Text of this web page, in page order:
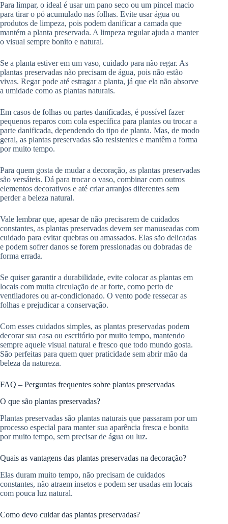
Para limpar, o ideal é usar um pano seco ou um pincel macio
para tirar o pó acumulado nas folhas. Evite usar água ou
produtos de limpeza, pois podem danificar a camada que
mantém a planta preservada. A limpeza regular ajuda a manter
o visual sempre bonito e natural.
Se a planta estiver em um vaso, cuidado para não regar. As
plantas preservadas não precisam de água, pois não estão
vivas. Regar pode até estragar a planta, já que ela não absorve
a umidade como as plantas naturais.
Em casos de folhas ou partes danificadas, é possível fazer
pequenos reparos com cola específica para plantas ou trocar a
parte danificada, dependendo do tipo de planta. Mas, de modo
geral, as plantas preservadas são resistentes e mantêm a forma
por muito tempo.
Para quem gosta de mudar a decoração, as plantas preservadas
são versáteis. Dá para trocar o vaso, combinar com outros
elementos decorativos e até criar arranjos diferentes sem
perder a beleza natural.
Vale lembrar que, apesar de não precisarem de cuidados
constantes, as plantas preservadas devem ser manuseadas com
cuidado para evitar quebras ou amassados. Elas são delicadas
e podem sofrer danos se forem pressionadas ou dobradas de
forma errada.
Se quiser garantir a durabilidade, evite colocar as plantas em
locais com muita circulação de ar forte, como perto de
ventiladores ou ar-condicionado. O vento pode ressecar as
folhas e prejudicar a conservação.
Com esses cuidados simples, as plantas preservadas podem
decorar sua casa ou escritório por muito tempo, mantendo
sempre aquele visual natural e fresco que todo mundo gosta.
São perfeitas para quem quer praticidade sem abrir mão da
beleza da natureza.
FAQ – Perguntas frequentes sobre plantas preservadas
O que são plantas preservadas?
Plantas preservadas são plantas naturais que passaram por um
processo especial para manter sua aparência fresca e bonita
por muito tempo, sem precisar de água ou luz.
Quais as vantagens das plantas preservadas na decoração?
Elas duram muito tempo, não precisam de cuidados
constantes, não atraem insetos e podem ser usadas em locais
com pouca luz natural.
Como devo cuidar das plantas preservadas?